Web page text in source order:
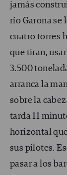
jamás
río Garona se
cuatro torres
que tiran,
3.500
arranca la
sobre la
tarda 11
horizontal
sus pilotes.
pasar a los